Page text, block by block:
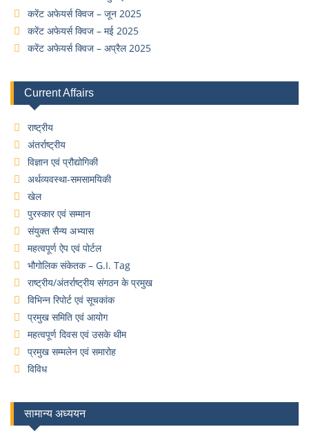
करेंट अफेयर्स क्विज – जून 2025
करेंट अफेयर्स क्विज – मई 2025
करेंट अफेयर्स क्विज – अप्रैल 2025
Current Affairs
राष्ट्रीय
अंतर्राष्ट्रीय
विज्ञान एवं प्रौद्योगिकी
अर्थव्यवस्था-समसामयिकी
खेल
पुरस्कार एवं सम्मान
संयुक्त सैन्य अभ्यास
महत्वपूर्ण ऐप एवं पोर्टल
भौगोलिक संकेतक – G.I. Tag
राष्ट्रीय/अंतर्राष्ट्रीय संगठन के प्रमुख
विभिन्न रिपोर्ट एवं सूचकांक
प्रमुख समिति एवं आयोग
महत्वपूर्ण दिवस एवं उसके थीम
प्रमुख सम्मलेन एवं समारोह
विविध
सामान्य अध्ययन